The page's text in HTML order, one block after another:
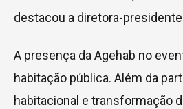
destacou a diretora-
A presença da Agehab no
habitação pública. Além da
habitacional e transformação